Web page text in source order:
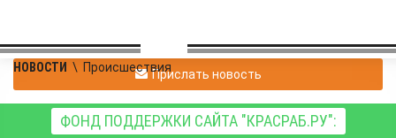
НОВОСТИ \ ПроисшествияПрислать новость
ФОНД ПОДДЕРЖКИ САЙТА "КРАСРАБ.РУ":